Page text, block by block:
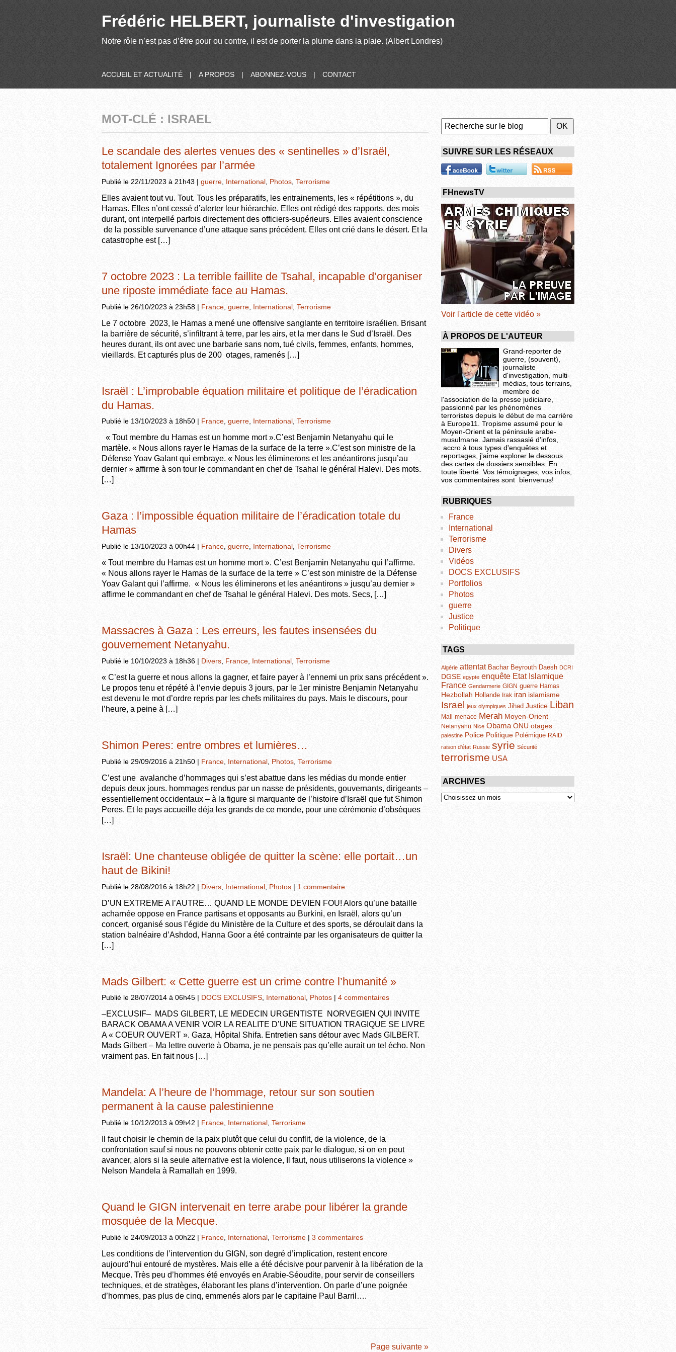
Frédéric HELBERT, journaliste d'investigation
Notre rôle n’est pas d’être pour ou contre, il est de porter la plume dans la plaie. (Albert Londres)
ACCUEIL ET ACTUALITÉ | A PROPOS | ABONNEZ-VOUS | CONTACT
MOT-CLÉ : ISRAEL
Le scandale des alertes venues des « sentinelles » d’Israël,
totalement Ignorées par l’armée
Publié le 22/11/2023 à 21h43 | guerre International Photos Terrorisme
Elles avaient tout vu. Tout. Tous les préparatifs, les entrainements, les « répétitions », du
Hamas. Elles n’ont cessé d’alerter leur hiérarchie. Elles ont rédigé des rapports, des mois
durant, ont interpellé parfois directement des officiers-supérieurs. Elles avaient conscience
de la possible survenance d’une attaque sans précédent. Elles ont crié dans le désert. Et la
catastrophe est […]
7 octobre 2023 : La terrible faillite de Tsahal, incapable d’organiser
une riposte immédiate face au Hamas.
Publié le 26/10/2023 à 23h58 | France guerre International Terrorisme
Le 7 octobre 2023, le Hamas a mené une offensive sanglante en territoire israélien. Brisant
la barrière de sécurité, s’infiltrant à terre, par les airs, et la mer dans le Sud d’Israël. Des
heures durant, ils ont avec une barbarie sans nom, tué civils, femmes, enfants, hommes,
vieillards. Et capturés plus de 200 otages, ramenés […]
Israël : L’improbable équation militaire et politique de l’éradication
du Hamas.
Publié le 13/10/2023 à 18h50 | France, guerre, International, Terrorisme
« Tout membre du Hamas est un homme mort ».C’est Benjamin Netanyahu qui le
martèle. « Nous allons rayer le Hamas de la surface de la terre ».C’est son ministre de la
Défense Yoav Galant qui embraye. « Nous les éliminerons et les anéantirons jusqu’au
dernier » affirme à son tour le commandant en chef de Tsahal le général Halevi. Des mots.
[…]
Gaza : l’impossible équation militaire de l’éradication totale du
Hamas
Publié le 13/10/2023 à 00h44 | France guerre International Terrorisme
« Tout membre du Hamas est un homme mort ». C’est Benjamin Netanyahu qui l’affirme.
« Nous allons rayer le Hamas de la surface de la terre » C’est son ministre de la Défense
Yoav Galant qui l’affirme. « Nous les éliminerons et les anéantirons » jusqu’au dernier »
affirme le commandant en chef de Tsahal le général Halevi. Des mots. Secs, […]
Massacres à Gaza : Les erreurs, les fautes insensées du
gouvernement Netanyahu.
Publié le 10/10/2023 à 18h36 | Divers France International Terrorisme
« C’est la guerre et nous allons la gagner, et faire payer à l’ennemi un prix sans précédent ».
Le propos tenu et répété à l’envie depuis 3 jours, par le 1er ministre Benjamin Netanyahu
est devenu le mot d’ordre repris par les chefs militaires du pays. Mais le discours, pour
l’heure, a peine à […]
Shimon Peres: entre ombres et lumières…
Publié le 29/09/2016 à 21h50 | France International Photos Terrorisme
C’est une avalanche d’hommages qui s’est abattue dans les médias du monde entier
depuis deux jours. hommages rendus par un nasse de présidents, gouvernants, dirigeants –
essentiellement occidentaux – à la figure si marquante de l’histoire d’Israël que fut Shimon
Peres. Et le pays accueille déja les grands de ce monde, pour une cérémonie d’obsèques
[…]
Israël: Une chanteuse obligée de quitter la scène: elle portait…un
haut de Bikini!
Publié le 28/08/2016 à 18h22 | Divers International Photos | 1 commentaire
D’UN EXTREME A l’AUTRE… QUAND LE MONDE DEVIEN FOU! Alors qu’une bataille
acharnée oppose en France partisans et opposants au Burkini, en Israël, alors qu’un
concert, organisé sous l’égide du Ministère de la Culture et des sports, se déroulait dans la
station balnéaire d’Ashdod, Hanna Goor a été contrainte par les organisateurs de quitter la
[…]
Mads Gilbert: « Cette guerre est un crime contre l’humanité »
Publié le 28/07/2014 à 06h45 | DOCS EXCLUSIFS, International, Photos | 4 commentaires
–EXCLUSIF– MADS GILBERT, LE MEDECIN URGENTISTE NORVEGIEN QUI INVITE
BARACK OBAMA A VENIR VOIR LA REALITE D’UNE SITUATION TRAGIQUE SE LIVRE
A « COEUR OUVERT ». Gaza, Hôpital Shifa. Entretien sans détour avec Mads GILBERT.
Mads Gilbert – Ma lettre ouverte à Obama, je ne pensais pas qu’elle aurait un tel écho. Non
vraiment pas. En fait nous […]
Mandela: A l’heure de l’hommage, retour sur son soutien
permanent à la cause palestinienne
Publié le 10/12/2013 à 09h42 | France International Terrorisme
Il faut choisir le chemin de la paix plutôt que celui du conflit, de la violence, de la
confrontation sauf si nous ne pouvons obtenir cette paix par le dialogue, si on en peut
avancer, alors si la seule alternative est la violence, Il faut, nous utiliserons la violence »
Nelson Mandela à Ramallah en 1999.
Quand le GIGN intervenait en terre arabe pour libérer la grande
mosquée de la Mecque.
Publié le 24/09/2013 à 00h22 | France International Terrorisme | 3 commentaires
Les conditions de l’intervention du GIGN, son degré d’implication, restent encore
aujourd’hui entouré de mystères. Mais elle a été décisive pour parvenir à la libération de la
Mecque. Très peu d’hommes été envoyés en Arabie-Séoudite, pour servir de conseillers
techniques, et de stratèges, élaborant les plans d’intervention. On parle d’une poignée
d’hommes, pas plus de cinq, emmenés alors par le capitaine Paul Barril….
Page suivante »
SUIVRE SUR LES RÉSEAUX
FHnewsTV
Voir l'article de cette vidéo »
À PROPOS DE L'AUTEUR
Grand-reporter de
guerre, (souvent),
journaliste
d'investigation, multi-
médias, tous terrains,
membre de
l'association de la presse judiciaire,
passionné par les phénomènes
terroristes depuis le début de ma carrière
à Europe11. Tropisme assumé pour le
Moyen-Orient et la péninsule arabe-
musulmane. Jamais rassasié d'infos,
accro à tous types d'enquêtes et
reportages, j'aime explorer le dessous
des cartes de dossiers sensibles. En
toute liberté. Vos témoignages, vos infos,
vos commentaires sont bienvenus!
RUBRIQUES
France
International
Terrorisme
Divers
Vidéos
DOCS EXCLUSIFS
Portfolios
Photos
guerre
Justice
Politique
TAGS
Algérie attentat Bachar Beyrouth Daesh DCRI
DGSE egypte enquête Etat Islamique
France Gendarmerie GIGN guerre Hamas
Hezbollah Hollande Irak iran islamisme
Israel jeux olympiques Jihad Justice Liban
Mali menace Merah Moyen-Orient
Netanyahu Nice Obama ONU otages
palestine Police Politique Polémique RAID
raison d'état Russie syrie Sécurité
terrorisme USA
ARCHIVES